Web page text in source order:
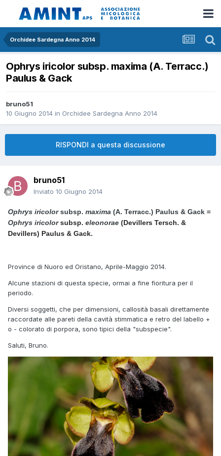
Orchidee Sardegna Anno 2014
Ophrys iricolor subsp. maxima (A. Terracc.)
Paulus & Gack
bruno51
10 Giugno 2014 in Orchidee Sardegna Anno 2014
RISPONDI a questa discussione
bruno51
Inviato 10 Giugno 2014
Ophrys iricolor subsp. maxima (A. Terracc.) Paulus & Gack =
Ophrys iricolor subsp. eleonorae (Devillers Tersch. &
Devillers) Paulus & Gack.
Province di Nuoro ed Oristano, Aprile-Maggio 2014.
Alcune stazioni di questa specie, ormai a fine fioritura per il
periodo.
Diversi soggetti, che per dimensioni, callosità basali direttamente
raccordate alle pareti della cavità stimmatica e retro del labello +
o - colorato di porpora, sono tipici della "subspecie".
Saluti, Bruno.